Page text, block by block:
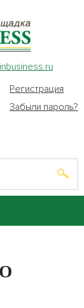
Регистрация
Забыли пароль?